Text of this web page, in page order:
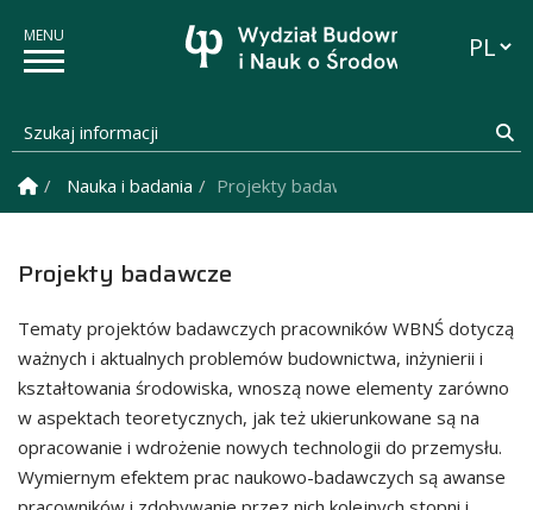
Szukaj informacji
Strona Główna
Nauka i badania Projekty badawcze
Projekty badawcze
Tematy projektów badawczych pracowników WBNŚ dotyczą
ważnych i aktualnych problemów budownictwa, inżynierii i
kształtowania środowiska, wnoszą nowe elementy zarówno
w aspektach teoretycznych, jak też ukierunkowane są na
opracowanie i wdrożenie nowych technologii do przemysłu.
Wymiernym efektem prac naukowo-badawczych są awanse